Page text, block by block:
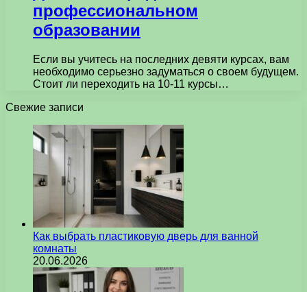
профессиональном
образовании
Если вы учитесь на последних девяти курсах, вам
необходимо серьезно задуматься о своем будущем.
Стоит ли переходить на 10-11 курсы…
Свежие записи
Как выбрать пластиковую дверь для ванной
комнаты
20.06.2026